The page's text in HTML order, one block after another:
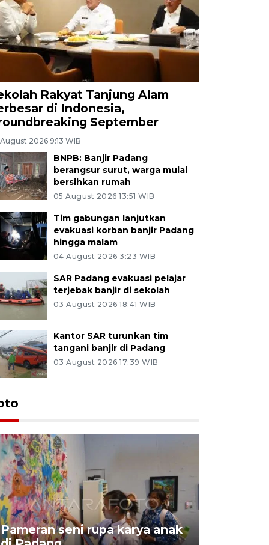
Rakyat Tanjung Alam
di Indonesia,
September
2026 9:13 WIB
BNPB: Banjir Padang
berangsur surut, warga mulai
bersihkan rumah
05 August 2026 13:51 WIB
Tim gabungan lanjutkan
evakuasi korban banjir Padang
hingga malam
04 August 2026 3:23 WIB
SAR Padang evakuasi pelajar
terjebak banjir di sekolah
03 August 2026 18:41 WIB
Kantor SAR turunkan tim
tangani banjir di Padang
03 August 2026 17:39 WIB
Pameran seni rupa karya anak